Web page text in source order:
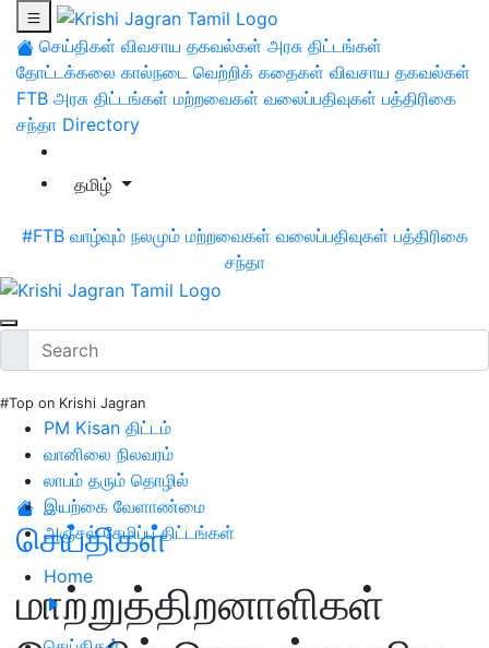
செய்திகள் விவசாய தகவல்கள் அரசு திட்டங்கள்
தோட்டக்கலை கால்நடை வெற்றிக் கதைகள் விவசாய தகவல்கள்
FTB அரசு திட்டங்கள் மற்றவைகள் வலைப்பதிவுகள் பத்திரிகை
சந்தா Directory
தமிழ்
#FTB வாழ்வும் நலமும் மற்றவைகள் வலைப்பதிவுகள் பத்திரிகை
சந்தா
#Top on Krishi Jagran
PM Kisan திட்டம்
வானிலை நிலவரம்
லாபம் தரும் தொழில்
இயற்கை வேளாண்மை
அஞ்சல் சேமிப்பு திட்டங்கள்
Home
செய்திகள்
மாற்றுத்திறனாளிகள்